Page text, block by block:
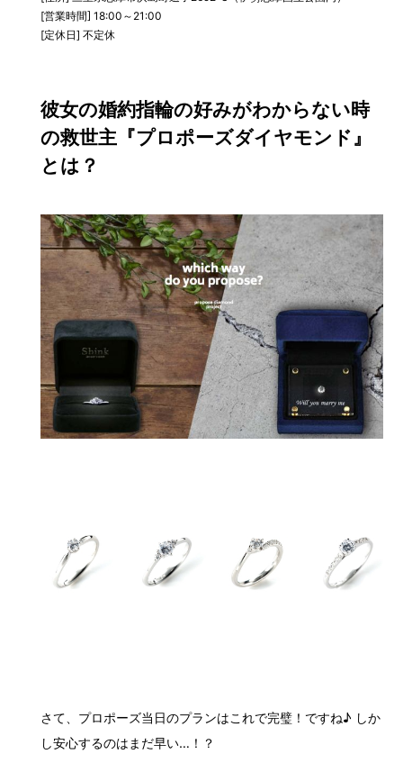
[営業時間] 18:00～21:00
[定休日] 不定休
彼女の婚約指輪の好みがわからない時
の救世主『プロポーズダイヤモンド』
とは？
さて、プロポーズ当日のプランはこれで完璧！ですね♪ しか
し安心するのはまだ早い…！？